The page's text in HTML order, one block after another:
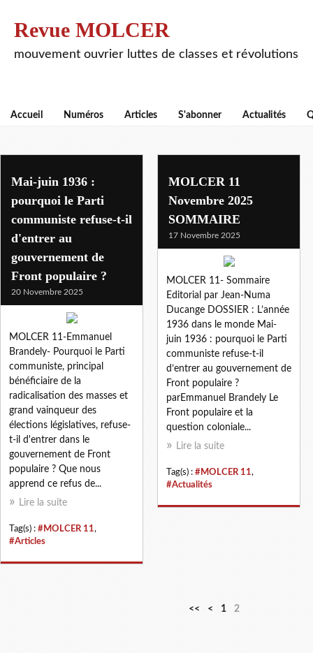
Revue MOLCER
mouvement ouvrier luttes de classes et révolutions
Accueil Numéros Articles S'abonner Actualités
molcer 11
Mai-juin 1936 :
pourquoi le Parti
communiste refuse-t-il
d'entrer au
gouvernement de
Front populaire ?
20 Novembre 2025
MOLCER 11-Emmanuel
Brandely- Pourquoi le Parti
communiste, principal
bénéficiaire de la
radicalisation des masses et
grand vainqueur des
élections législatives, refuse-
t-il d'entrer dans le
gouvernement de Front
populaire ? Que nous
apprend ce refus de...
Lire la suite
Tag(s) : #MOLCER 11,
#Articles
MOLCER 11
Novembre 2025
SOMMAIRE
17 Novembre 2025
MOLCER 11- Sommaire
Editorial par Jean-Numa
Ducange DOSSIER : L’année
1936 dans le monde Mai-
juin 1936 : pourquoi le Parti
communiste refuse-t-il
d’entrer au gouvernement de
Front populaire ?
parEmmanuel Brandely Le
Front populaire et la
question coloniale...
Lire la suite
Tag(s) : #MOLCER 11,
#Actualités
<< < 1 2